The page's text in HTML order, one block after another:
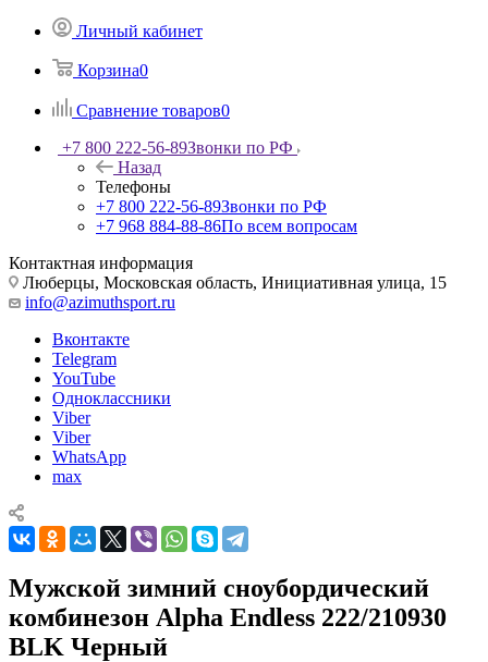
Личный кабинет
Корзина0
Сравнение товаров0
+7 800 222-56-89Звонки по РФ
Назад
Телефоны
+7 800 222-56-89Звонки по РФ
+7 968 884-88-86По всем вопросам
Контактная информация
Люберцы, Московская область, Инициативная улица, 15
info@azimuthsport.ru
Вконтакте
Telegram
YouTube
Одноклассники
Viber
Viber
WhatsApp
max
Мужской зимний сноубордический
комбинезон Alpha Endless 222/210930
BLK Черный